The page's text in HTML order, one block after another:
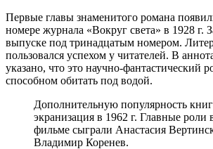
Первые главы знаменитого романа
номере журнала «Вокруг света» в 1928
выпуске под тринадцатым номером.
пользовался успехом у читателей. В
указано, что это научно-фантастический
способном обитать под водой.
Дополнительную популярность
экранизация в 1962 г. Главные роли
фильме сыграли Анастасия
Владимир Коренев.